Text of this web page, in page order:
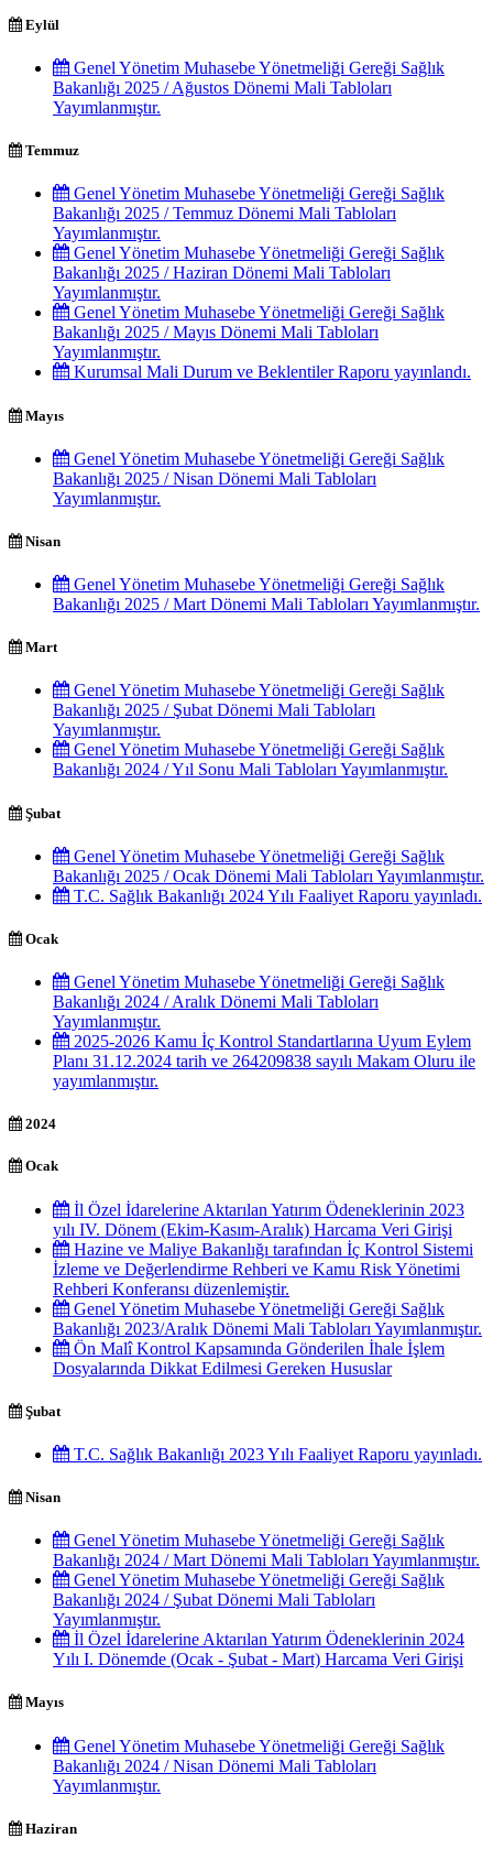
Eylül
Genel Yönetim Muhasebe Yönetmeliği Gereği Sağlık
Bakanlığı 2025 / Ağustos Dönemi Mali Tabloları
Yayımlanmıştır.
Temmuz
Genel Yönetim Muhasebe Yönetmeliği Gereği Sağlık
Bakanlığı 2025 / Temmuz Dönemi Mali Tabloları
Yayımlanmıştır.
Genel Yönetim Muhasebe Yönetmeliği Gereği Sağlık
Bakanlığı 2025 / Haziran Dönemi Mali Tabloları
Yayımlanmıştır.
Genel Yönetim Muhasebe Yönetmeliği Gereği Sağlık
Bakanlığı 2025 / Mayıs Dönemi Mali Tabloları
Yayımlanmıştır.
Kurumsal Mali Durum ve Beklentiler Raporu yayınlandı.
Mayıs
Genel Yönetim Muhasebe Yönetmeliği Gereği Sağlık
Bakanlığı 2025 / Nisan Dönemi Mali Tabloları
Yayımlanmıştır.
Nisan
Genel Yönetim Muhasebe Yönetmeliği Gereği Sağlık
Bakanlığı 2025 / Mart Dönemi Mali Tabloları Yayımlanmıştır.
Mart
Genel Yönetim Muhasebe Yönetmeliği Gereği Sağlık
Bakanlığı 2025 / Şubat Dönemi Mali Tabloları
Yayımlanmıştır.
Genel Yönetim Muhasebe Yönetmeliği Gereği Sağlık
Bakanlığı 2024 / Yıl Sonu Mali Tabloları Yayımlanmıştır.
Şubat
Genel Yönetim Muhasebe Yönetmeliği Gereği Sağlık
Bakanlığı 2025 / Ocak Dönemi Mali Tabloları Yayımlanmıştır.
T.C. Sağlık Bakanlığı 2024 Yılı Faaliyet Raporu yayınladı.
Ocak
Genel Yönetim Muhasebe Yönetmeliği Gereği Sağlık
Bakanlığı 2024 / Aralık Dönemi Mali Tabloları
Yayımlanmıştır.
2025-2026 Kamu İç Kontrol Standartlarına Uyum Eylem
Planı 31.12.2024 tarih ve 264209838 sayılı Makam Oluru ile
yayımlanmıştır.
2024
Ocak
İl Özel İdarelerine Aktarılan Yatırım Ödeneklerinin 2023
yılı IV. Dönem (Ekim-Kasım-Aralık) Harcama Veri Girişi
Hazine ve Maliye Bakanlığı tarafından İç Kontrol Sistemi
İzleme ve Değerlendirme Rehberi ve Kamu Risk Yönetimi
Rehberi Konferansı düzenlemiştir.
Genel Yönetim Muhasebe Yönetmeliği Gereği Sağlık
Bakanlığı 2023/Aralık Dönemi Mali Tabloları Yayımlanmıştır.
Ön Malî Kontrol Kapsamında Gönderilen İhale İşlem
Dosyalarında Dikkat Edilmesi Gereken Hususlar
Şubat
T.C. Sağlık Bakanlığı 2023 Yılı Faaliyet Raporu yayınladı.
Nisan
Genel Yönetim Muhasebe Yönetmeliği Gereği Sağlık
Bakanlığı 2024 / Mart Dönemi Mali Tabloları Yayımlanmıştır.
Genel Yönetim Muhasebe Yönetmeliği Gereği Sağlık
Bakanlığı 2024 / Şubat Dönemi Mali Tabloları
Yayımlanmıştır.
İl Özel İdarelerine Aktarılan Yatırım Ödeneklerinin 2024
Yılı I. Dönemde (Ocak - Şubat - Mart) Harcama Veri Girişi
Mayıs
Genel Yönetim Muhasebe Yönetmeliği Gereği Sağlık
Bakanlığı 2024 / Nisan Dönemi Mali Tabloları
Yayımlanmıştır.
Haziran